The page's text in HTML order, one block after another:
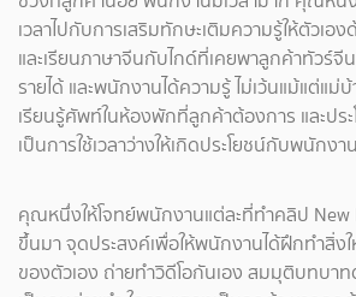
เวลาไปกับการเสริมทักษะเติมความรู้ให้ตัวเอ
และเรียนภาษาจีนกับไกด์ที่เคยพาลูกค้าทัวร์จี
รายได้ และพนักงานได้ความรู้ ไม่เว้นแม้แต่แ
เรียนรู้ศัพท์ในห้องพักที่ลูกค้าต้องการ และปร
เป็นการใช้เวลาว่างให้เกิดประโยชน์กับพนักง
คุณหนึ่งให้โจทย์พนักงานแต่ละที่ทำคลิป New
ขึ้นมา จุดประสงค์เพื่อให้พนักงานได้ฝึกทำสิ่ง
ของตัวเอง ถ่ายทำวิดีโอกันเอง สมมุติบทบาท